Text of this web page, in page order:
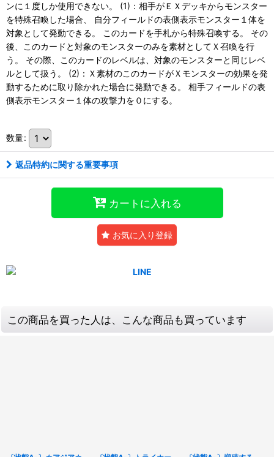
ンに１度しか使用できない。 (1)：相手がＥＸデッキからモンスター
を特殊召喚した場合、 自分フィールドの表側表示モンスター１体を
対象として発動できる。 このカードを手札から特殊召喚する。 その
後、このカードと対象のモンスターのみを素材としてＸ召喚を行
う。 その際、このカードのレベルは、対象のモンスターと同じレベ
ルとして扱う。 (2)：Ｘ素材のこのカードがＸモンスターの効果を発
動するために取り除かれた場合に発動できる。 相手フィールドの表
側表示モンスター１体の攻撃力を０にする。
数量:
返品特約に関する重要事項
カートに入れる
お気に入り登録
この商品を買った人は、こんな商品も買っています